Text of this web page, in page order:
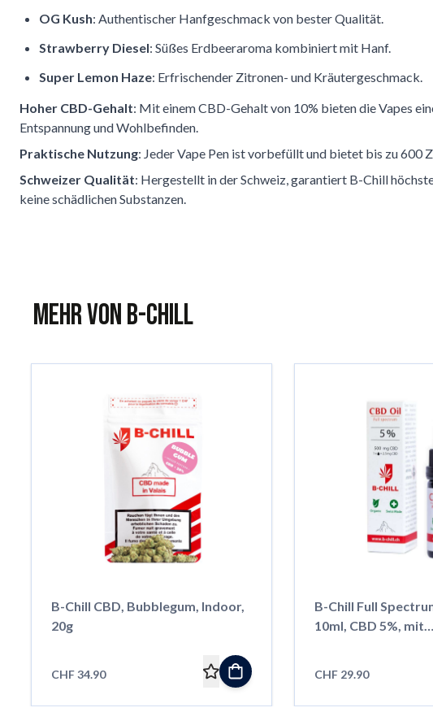
OG Kush: Authentischer Hanfgeschmack von bester Qualität.
Strawberry Diesel: Süßes Erdbeeraroma kombiniert mit Hanf.
Super Lemon Haze: Erfrischender Zitronen- und Kräutergeschmack.
Hoher CBD-Gehalt: Mit einem CBD-Gehalt von 10% bieten die Vapes
Entspannung und Wohlbefinden.
Praktische Nutzung: Jeder Vape Pen ist vorbefüllt und bietet bis zu 600
Schweizer Qualität: Hergestellt in der Schweiz, garantiert B-Chill
keine schädlichen Substanzen.
Mehr von B-Chill
B-Chill CBD, Bubblegum, Indoor,
20g
CHF 34.90
B-Chill Full
10ml, CBD 5%, mit
CHF 29.90